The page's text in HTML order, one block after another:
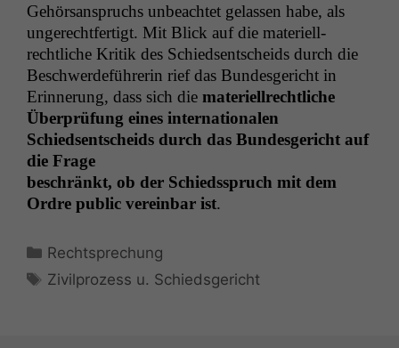
Gehör­sanspruchs unbeachtet gelassen habe, als
ungerecht­fer­tigt. Mit Blick auf die materiell­
rechtliche Kri­tik des Schied­sentschei­ds durch die
Beschw­erde­führerin rief das Bun­des­gericht in
Erin­nerung, dass sich die materiell­rechtliche
Über­prü­fung eines internationalen
Schied­sentschei­ds durch das Bun­des­gericht auf
die Frage
beschränkt, ob der Schiedsspruch mit dem
Ordre pub­lic vere­in­bar ist.
Kategorien
Rechtsprechung
Schlagwörter
Zivilprozess u. Schiedsgericht